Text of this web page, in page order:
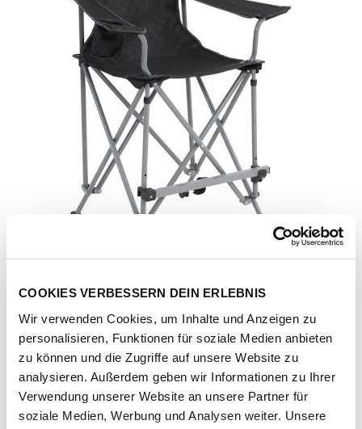
COOKIES VERBESSERN DEIN ERLEBNIS
Wir verwenden Cookies, um Inhalte und Anzeigen zu
personalisieren, Funktionen für soziale Medien anbieten
zu können und die Zugriffe auf unsere Website zu
analysieren. Außerdem geben wir Informationen zu Ihrer
Verwendung unserer Website an unsere Partner für
soziale Medien, Werbung und Analysen weiter. Unsere
Artikel-Nr.199994-1011-1001